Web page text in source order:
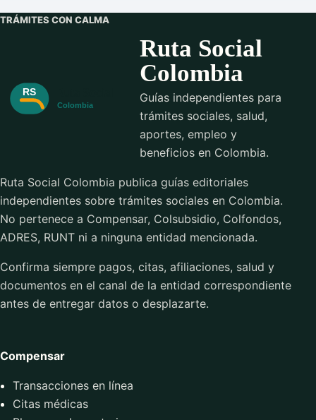
TRÁMITES CON CALMA
Ruta Social
Colombia
Guías independientes para
trámites sociales, salud,
aportes, empleo y
beneficios en Colombia.
Ruta Social Colombia publica guías editoriales
independientes sobre trámites sociales en Colombia.
No pertenece a Compensar, Colsubsidio, Colfondos,
ADRES, RUNT ni a ninguna entidad mencionada.
Confirma siempre pagos, citas, afiliaciones, salud y
documentos en el canal de la entidad correspondiente
antes de entregar datos o desplazarte.
Compensar
Transacciones en línea
Citas médicas